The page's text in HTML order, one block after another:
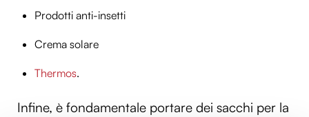
Prodotti anti-insetti
Crema solare
Thermos.
Infine, è fondamentale portare dei sacchi per la